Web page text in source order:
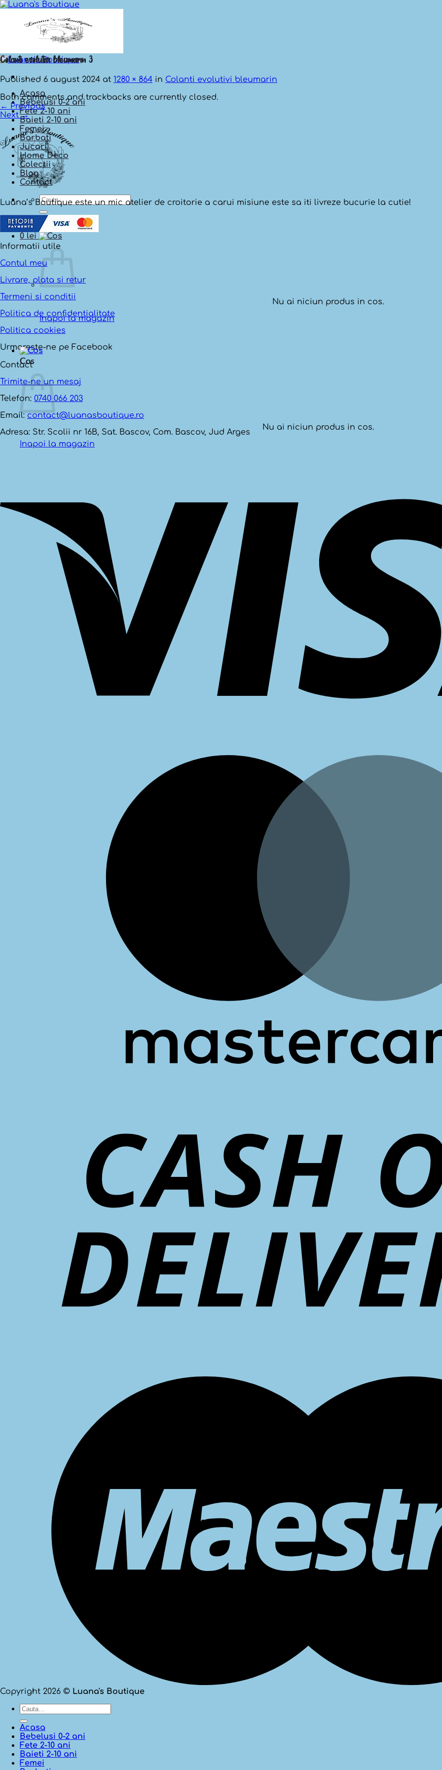
Skip
content
Acasa
Bebelusi 0-2 ani
Fete 2-10 ani
Baieti 2-10 ani
Femei
Barbati
Jucarii
Home Deco
Colectii
Blog
Contact
Cauta
dupa:
0 lei
Nu ai niciun produs in cos.
Inapoi la magazin
Cos
Nu ai niciun produs in cos.
Inapoi la magazin
Colanti evolutivi bleumarin 3
Published 6 august 2024 at 1280 × 864 in Colanti evolutivi bleumarin
Both comments and trackbacks are currently closed.
← Previous
Next→
Luana’s Boutique este un mic atelier de croitorie a carui misiune este sa iti livreze bucurie la cutie!
Informatii utile
Contul meu
Livrare, plata si retur
Termeni si conditii
Politica de confidentialitate
Politica cookies
Urmareste-ne pe Facebook
Contact
Trimite-ne un mesaj
Telefon: 0740 066 203
Email: contact@luanasboutique.ro
Adresa: Str. Scolii nr 16B, Sat. Bascov, Com. Bascov, Jud Arges
Copyright 2026 © Luana's Boutique
Cauta
dupa:
Acasa
Bebelusi 0-2 ani
Fete 2-10 ani
Baieti 2-10 ani
Femei